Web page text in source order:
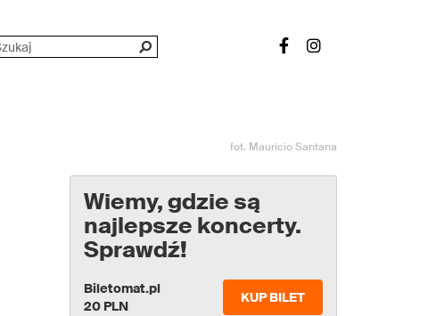
fot. Mauricio Santana
Wiemy, gdzie są
najlepsze koncerty.
Sprawdź!
Biletomat.pl
20 PLN
KUP BILET